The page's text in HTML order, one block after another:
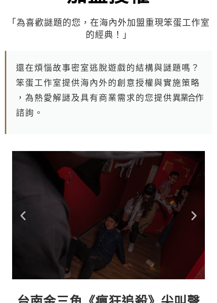
「為喜歡謎題的您，在海內外加盟重現笨蛋工作室
的經典！」
還 在 煩 惱 故 事 密 室 逃 脫 遊 戲 的 結 構 與 謎 題 嗎 ？
笨 蛋 工 作 室 提 供 海 內 外 的 創 意 授 權 與 實 施 策 略
， 為 熱 愛 解 謎 及 具 有 商 業 需 求 的 您 提 供 異業合作
諮 詢 。